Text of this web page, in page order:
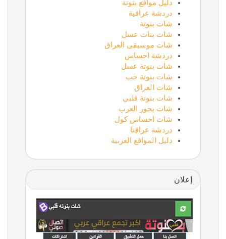
دليل مواقع بنوتة
دردشة عراقية
شات بنوتة
شات بنات عسل
شات موسيقى العراق
دردشة احساس
شات بنوتة عسل
شات بنوتة حب
شات العراق
شات بنوتة قلبي
شات بحور العرب
شات احساس كول
دردشة عراقنا
دليل المواقع العربية
إعلان